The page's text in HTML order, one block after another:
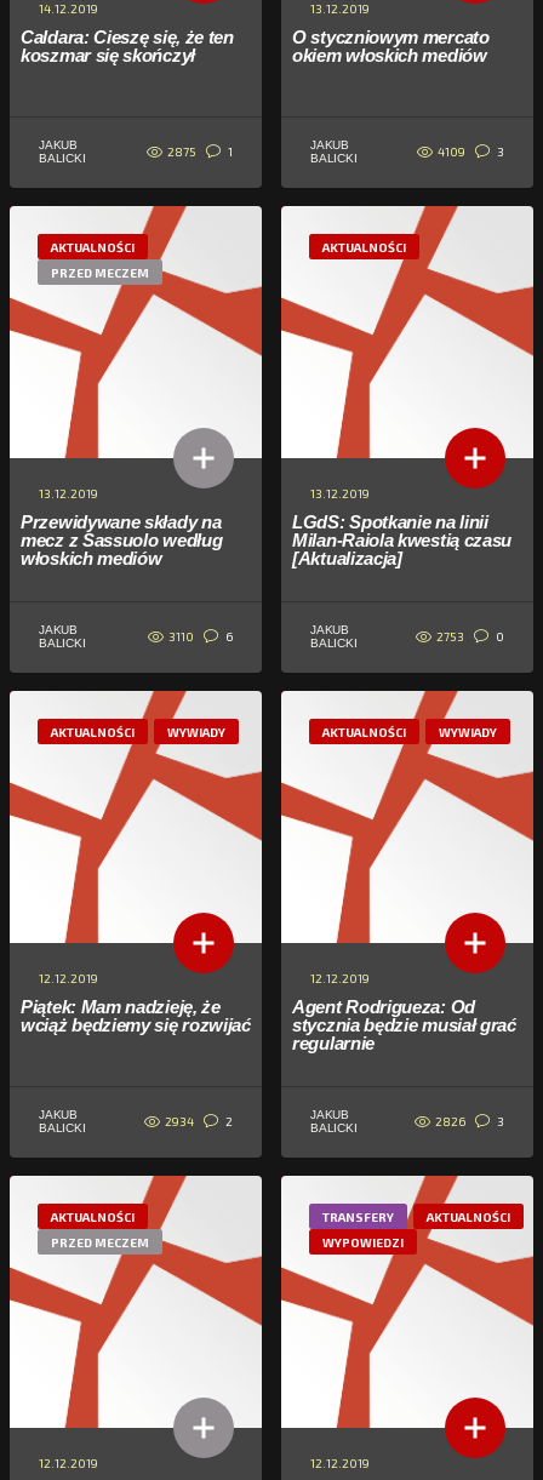
14.12.2019
Caldara: Cieszę się, że ten
koszmar się skończył
JAKUB
BALICKI
2875 1
13.12.2019
O styczniowym mercato
okiem włoskich mediów
JAKUB
BALICKI
4109 3
AKTUALNOŚCI
PRZED MECZEM
13.12.2019
Przewidywane składy na
mecz z Sassuolo według
włoskich mediów
JAKUB
BALICKI
3110 6
AKTUALNOŚCI
13.12.2019
LGdS: Spotkanie na linii
Milan-Raiola kwestią czasu
[Aktualizacja]
JAKUB
BALICKI
2753 0
AKTUALNOŚCI WYWIADY
12.12.2019
Piątek: Mam nadzieję, że
wciąż będziemy się rozwijać
JAKUB
BALICKI
2934 2
AKTUALNOŚCI WYWIADY
12.12.2019
Agent Rodrigueza: Od
stycznia będzie musiał grać
regularnie
JAKUB
BALICKI
2826 3
AKTUALNOŚCI
PRZED MECZEM
12.12.2019
TRANSFERY
AKTUALNOŚCI
WYPOWIEDZI
12.12.2019